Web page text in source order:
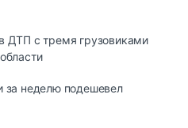
ДТП с тремя грузовиками
за неделю подешевел